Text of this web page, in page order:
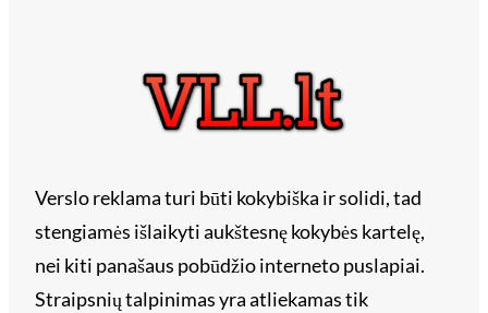
Verslo reklama turi būti kokybiška ir solidi, tad
stengiamės išlaikyti aukštesnę kokybės kartelę,
nei kiti panašaus pobūdžio interneto puslapiai.
Straipsnių talpinimas yra atliekamas tik